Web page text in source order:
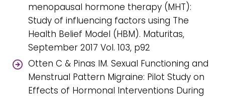
menopausal hormone therapy (MHT):
Study of influencing factors using The
Health Belief Model (HBM). Maturitas,
September 2017 Vol. 103, p92
Otten C & Pinas IM. Sexual Functioning and
Menstrual Pattern Migraine: Pilot Study on
Effects of Hormonal Interventions During